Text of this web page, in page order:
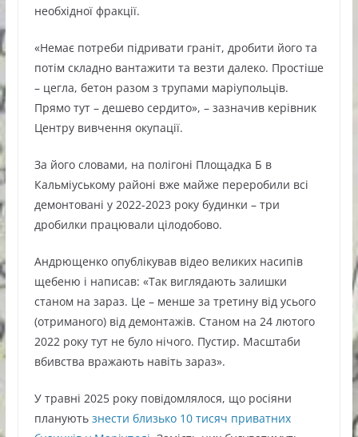
необхідної фракції.
«Немає потреби підривати граніт, дробити його та
потім складно вантажити та везти далеко. Простіше
– цегла, бетон разом з трупами маріупольців.
Прямо тут – дешево сердито», – зазначив керівник
Центру вивчення окупації.
За його словами, на полігоні Площадка Б в
Кальміуському районі вже майже переробили всі
демонтовані у 2022-2023 року будинки – три
дробилки працювали цілодобово.
Андрющенко опублікував відео великих насипів
щебеню і написав: «Так виглядають залишки
станом на зараз. Це – менше за третину від усього
(отриманого) від демонтажів. Станом на 24 лютого
2022 року тут не було нічого. Пустир. Масштаби
вбивства вражають навіть зараз».
У травні 2025 року повідомлялося, що росіяни
планують знести близько 10 тисяч приватних